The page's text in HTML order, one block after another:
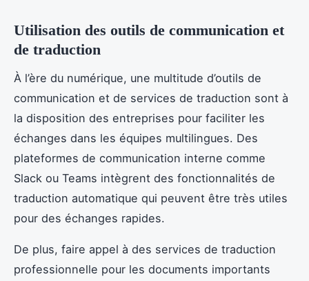
Utilisation des outils de communication et
de traduction
À l’ère du numérique, une multitude d’outils de
communication et de services de traduction sont à
la disposition des entreprises pour faciliter les
échanges dans les équipes multilingues. Des
plateformes de communication interne comme
Slack ou Teams intègrent des fonctionnalités de
traduction automatique qui peuvent être très utiles
pour des échanges rapides.
De plus, faire appel à des services de traduction
professionnelle pour les documents importants